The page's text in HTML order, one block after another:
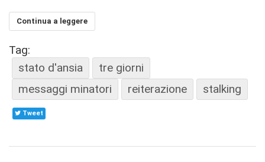
Continua a leggere
Tag:
stato d'ansia
tre giorni
messaggi minatori
reiterazione stalking
Tweet